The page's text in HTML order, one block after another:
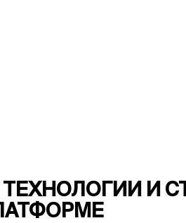
ТЕХНОЛОГИИ И